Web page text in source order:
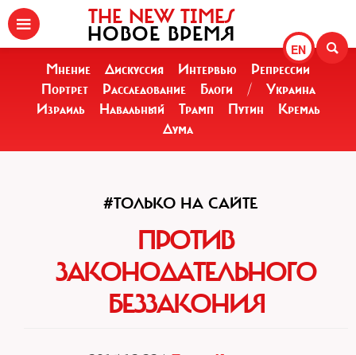
EN
THE NEW TIMES
НОВОЕ ВРЕМЯ
Мнение Дискуссия Интервью
Репрессии
Портрет
Расследование Блоги /
Украина
Израиль
Навальный Трамп Путин
Кремль
Дума
#ТОЛЬКО НА САЙТЕ
ПРОТИВ
ЗАКОНОДАТЕЛЬНОГО
БЕЗЗАКОНИЯ